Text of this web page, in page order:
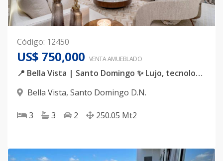
Código: 12450
US$ 750,000 VENTA AMUEBLADO
📍 Bella Vista | Santo Domingo ✨ Lujo, tecnología y confort en un solo lugar. Descubre este espectacular apartamento completamente amueblado, diseñado para quienes valoran la exclusividad, la amplitud y cada detalle.
Bella Vista, Santo Domingo D.N.
3 3 2 250.05 Mt2